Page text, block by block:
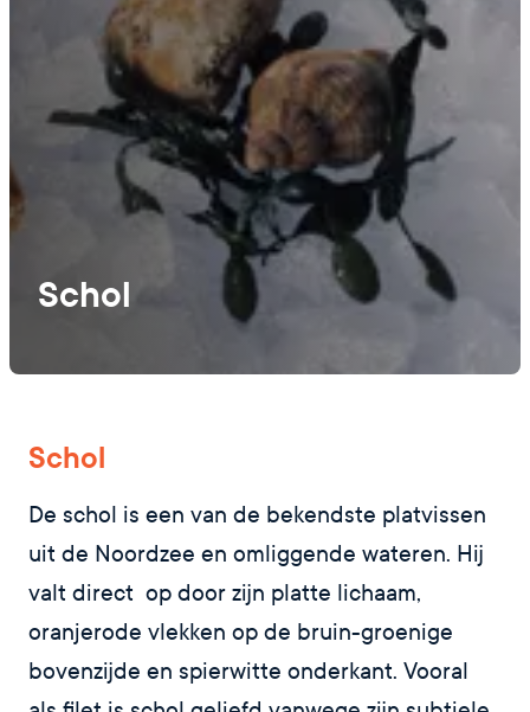
Schol
Schol
De schol is een van de bekendste platvissen
uit de Noordzee en omliggende wateren. Hij
valt direct op door zijn platte lichaam,
oranjerode vlekken op de bruin-groenige
bovenzijde en spierwitte onderkant. Vooral